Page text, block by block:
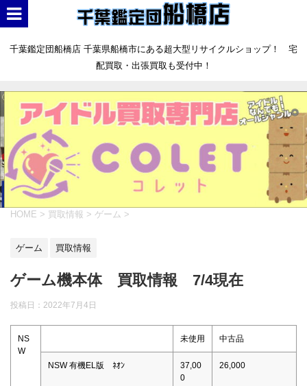
千葉鑑定団船橋店 千葉県船橋市にある超大型リサイクルショップ！ 宅
配買取・出張買取も受付中！
HOME > 買取情報 > ゲーム >
ゲーム 買取情報
ゲーム機本体 買取情報 7/4現在
投稿日： 2022年7月4日
NS
W
未使用 中古品
NSW 有機EL版 ﾈｵﾝ
37,00
0
26,000